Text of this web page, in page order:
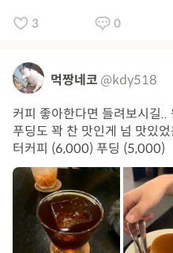
3 0
먹짱네코 @kdy518
커피 좋아한다면 들려보시길
푸딩도 꽉 찬 맛인게 넘 맛있
터커피 (6,000) 푸딩 (5,000)